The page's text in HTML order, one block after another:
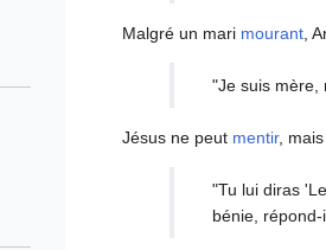
Malgré un mari mourant ,
"Je suis mère,
Jésus ne peut mentir,
"Tu lui diras
bénie, répond-